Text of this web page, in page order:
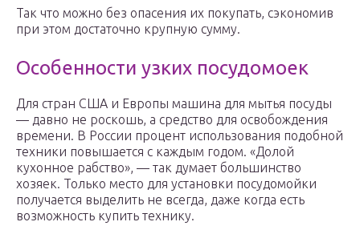
Так что можно без опасения их покупать, сэкономив
при этом достаточно крупную сумму.
Особенности узких посудомоек
Для стран США и Европы машина для мытья посуды
— давно не роскошь, а средство для освобождения
времени. В России процент использования подобной
техники повышается с каждым годом. «Долой
кухонное рабство», — так думает большинство
хозяек. Только место для установки посудомойки
получается выделить не всегда, даже когда есть
возможность купить технику.